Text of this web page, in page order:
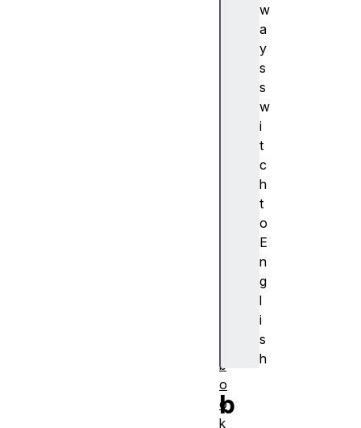
w
a
y
s
s
w
i
t
c
h
t
o
E
n
g
l
i
s
h
b
b
o
o
k